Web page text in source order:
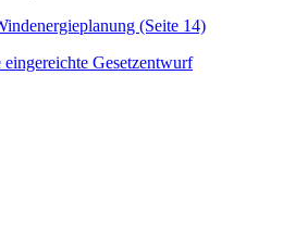
(Seite 14)
Gesetzentwurf